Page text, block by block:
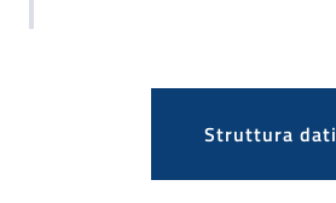
Apri
Struttura dati